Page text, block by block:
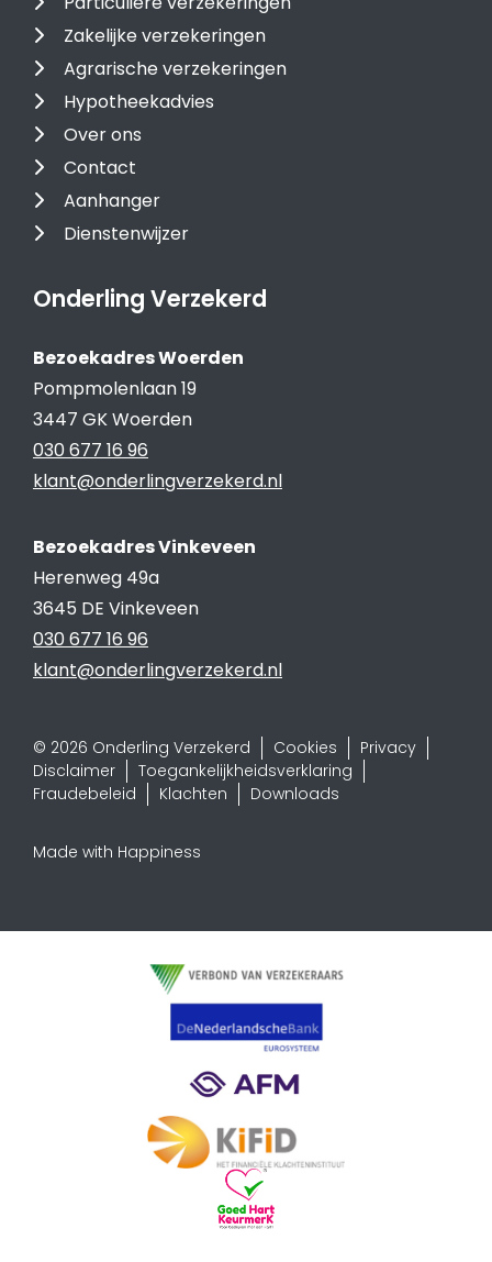
Zakelijke verzekeringen
Agrarische verzekeringen
Hypotheekadvies
Over ons
Contact
Aanhanger
Dienstenwijzer
Onderling Verzekerd
Bezoekadres Woerden
Pompmolenlaan 19
3447 GK Woerden
030 677 16 96
klant@onderlingverzekerd.nl
Bezoekadres Vinkeveen
Herenweg 49a
3645 DE Vinkeveen
030 677 16 96
klant@onderlingverzekerd.nl
© 2026 Onderling Verzekerd Cookies
Privacy
Disclaimer
Toegankelijkheidsverklaring
Fraudebeleid
Klachten Downloads
Made with Happiness